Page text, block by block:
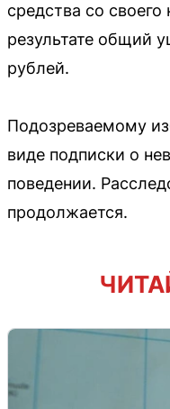
средства со своего
результате общий
рублей.
Подозреваемому
виде подписки о
поведении.
продолжается.